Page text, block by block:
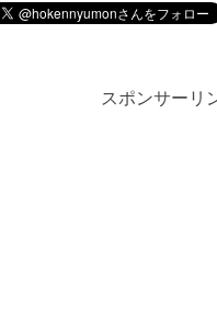
スポンサーリ